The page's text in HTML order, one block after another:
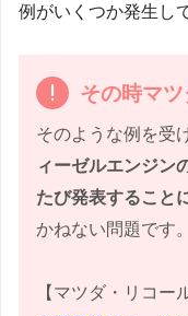
例がいくつか発生し
その時マ
そのような例を受
ィーゼルエンジン
たび発表すること
かねない問題です。
【マツダ・リコー